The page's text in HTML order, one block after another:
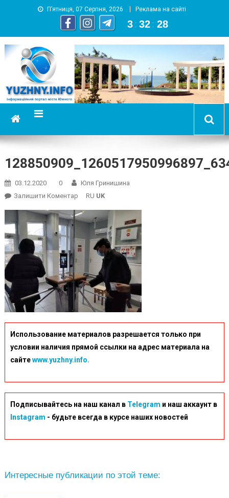
П’ятниця, 07 Серпня, 2026 Реклама на сайті
3 : 32 : 29
YUZHNY.INFO
информационный портал города Южный
03.12.2020 0
Юля Гринишина
Залишити КоментарOn RU UK
Использование материалов разрешается только при
условии наличия прямой ссылки на адрес материала на
сайтеwww.yuzhny.info.
Подписывайтесь на наш канал в Telegram и наш аккаунт в
Instagram - будьте всегда в курсе наших новостей
Интересные публикации по этой теме: